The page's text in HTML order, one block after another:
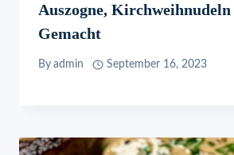
Auszogne,
Gemacht
By admin September 16, 2023